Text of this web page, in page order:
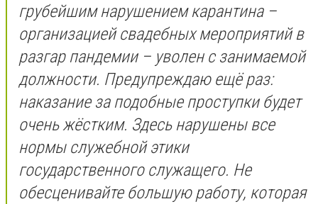
грубейшим нарушением карантина –
организацией свадебных мероприятий в
разгар пандемии – уволен с занимаемой
должности. Предупреждаю ещё раз:
наказание за подобные проступки будет
очень жёстким. Здесь нарушены все
нормы служебной этики
государственного служащего. Не
обесценивайте большую работу, которая